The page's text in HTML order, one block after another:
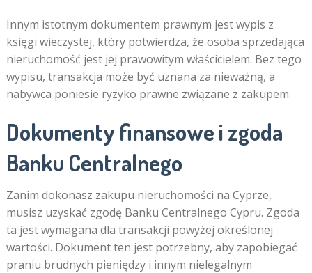
Innym istotnym dokumentem prawnym jest wypis z
księgi wieczystej, który potwierdza, że osoba sprzedająca
nieruchomość jest jej prawowitym właścicielem. Bez tego
wypisu, transakcja może być uznana za nieważną, a
nabywca poniesie ryzyko prawne związane z zakupem.
Dokumenty finansowe i zgoda
Banku Centralnego
Zanim dokonasz zakupu nieruchomości na Cyprze,
musisz uzyskać zgodę Banku Centralnego Cypru. Zgoda
ta jest wymagana dla transakcji powyżej określonej
wartości. Dokument ten jest potrzebny, aby zapobiegać
praniu brudnych pieniędzy i innym nielegalnym